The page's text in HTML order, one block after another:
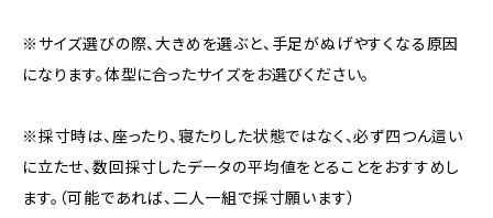
※サイズ選びの際、大きめを選ぶと、手足がぬげやすくなる原因
になります。体型に合ったサイズをお選びください。
※採寸時は、座ったり、寝たりした状態ではなく、必ず四つん這い
に立たせ、数回採寸したデータの平均値をとることをおすすめし
ます。（可能であれば、二人一組で採寸願います）